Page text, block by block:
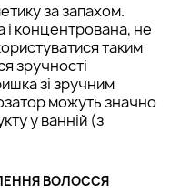
за запахом.
і концентрована, не
таким
зручності
зі зручним
можуть значно
у ванній (з
ВОЛОССЯ